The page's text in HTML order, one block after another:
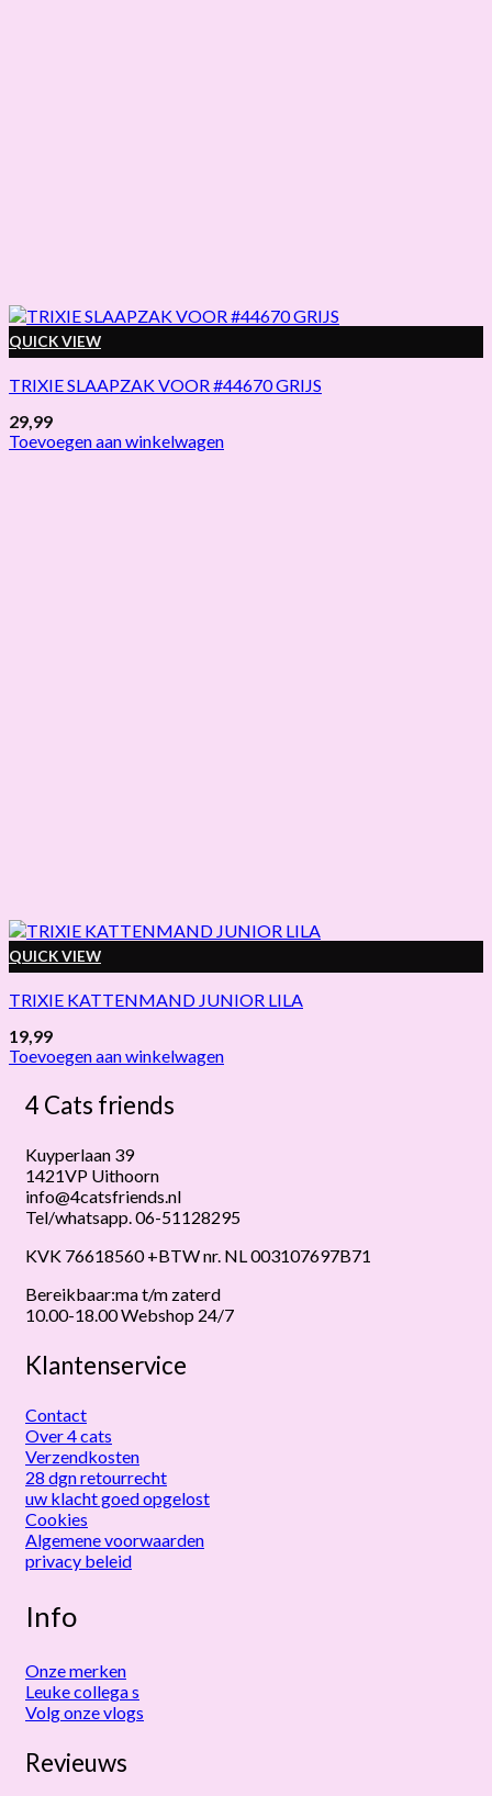
QUICK VIEW
TRIXIE SLAAPZAK VOOR #44670 GRIJS
29,99
Toevoegen aan winkelwagen
QUICK VIEW
TRIXIE KATTENMAND JUNIOR LILA
19,99
Toevoegen aan winkelwagen
4 Cats friends
Kuyperlaan 39
1421VP Uithoorn
info@4catsfriends.nl
Tel/whatsapp. 06-51128295
KVK 76618560 +BTW nr. NL 003107697B71
Bereikbaar:ma t/m zaterd
10.00-18.00 Webshop 24/7
Klantenservice
Contact
Over 4 cats
Verzendkosten
28 dgn retourrecht
uw klacht goed opgelost
Cookies
Algemene voorwaarden
privacy beleid
Info
Onze merken
Leuke collega s
Volg onze vlogs
Revieuws